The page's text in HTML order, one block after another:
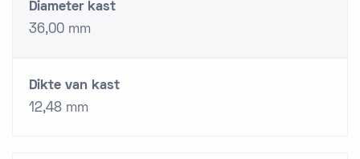
Diameter kast
36,00 mm
Dikte van kast
12,48 mm